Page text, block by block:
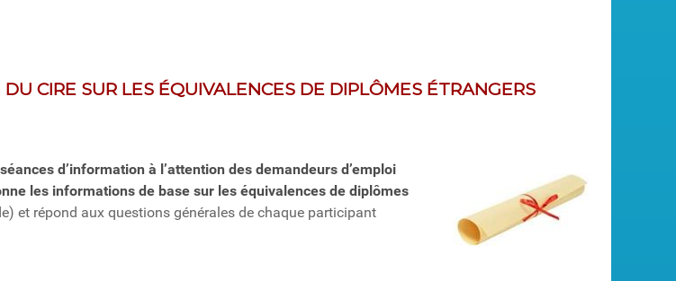
CIRE SUR LES ÉQUIVALENCES DE DIPLÔMES ÉTRANGERS
d’information à l’attention des demandeurs d’emploi
les informations de base sur les équivalences de diplômes
et répond aux questions générales de chaque participant